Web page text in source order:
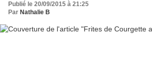
Publié le 20/09/2015 à 21:25
Par Nathalie B